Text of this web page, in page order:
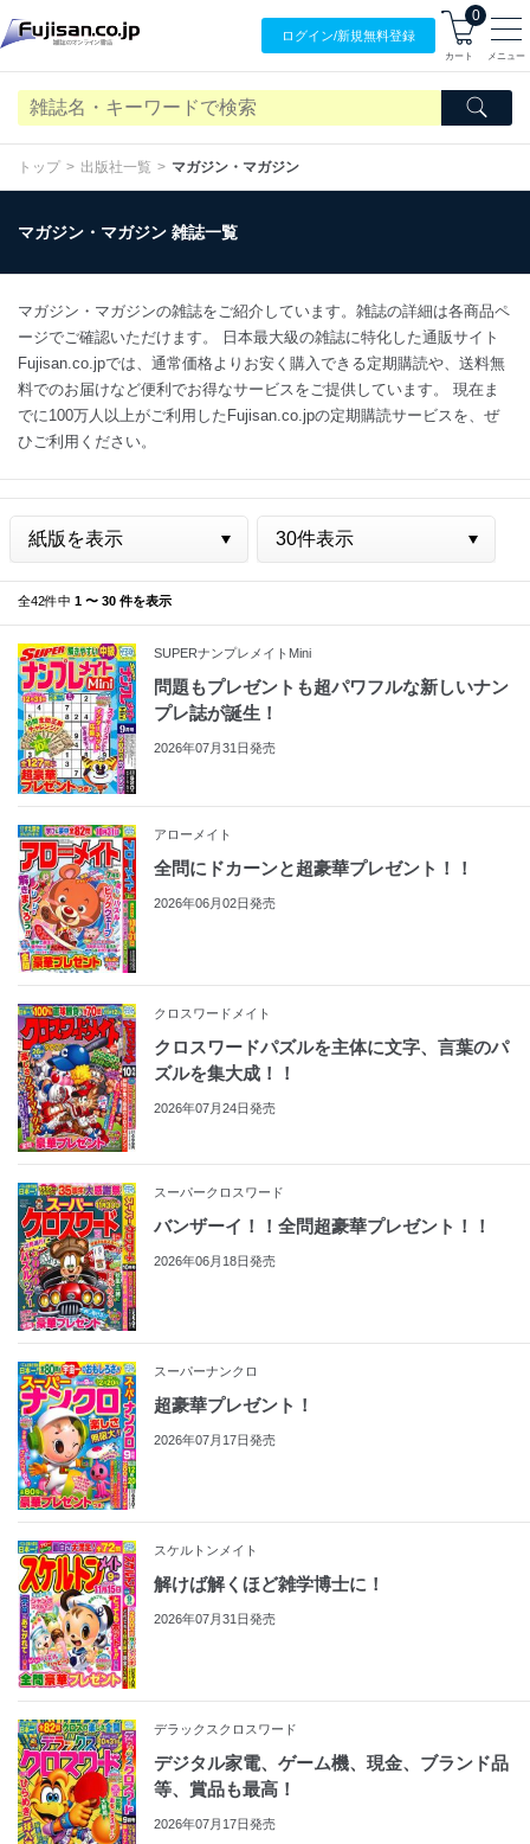
ログイン/新規無料登録
0
カート メニュー
トップ 出版社一覧 マガジン・マガジン
マガジン・マガジン 雑誌一覧
マガジン・マガジンの雑誌をご紹介しています。雑誌の詳細は各商品ペ
ージでご確認いただけます。 日本最大級の雑誌に特化した通販サイト
Fujisan.co.jpでは、通常価格よりお安く購入できる定期購読や、送料無
料でのお届けなど便利でお得なサービスをご提供しています。 現在ま
でに100万人以上がご利用したFujisan.co.jpの定期購読サービスを、ぜ
ひご利用ください。
全42件中 1 〜 30 件を表示
SUPERナンプレメイトMini
問題もプレゼントも超パワフルな新しいナン
プレ誌が誕生！
2026年07月31日発売
アローメイト
全問にドカーンと超豪華プレゼント！！
2026年06月02日発売
クロスワードメイト
クロスワードパズルを主体に文字、言葉のパ
ズルを集大成！！
2026年07月24日発売
スーパークロスワード
バンザーイ！！全問超豪華プレゼント！！
2026年06月18日発売
スーパーナンクロ
超豪華プレゼント！
2026年07月17日発売
スケルトンメイト
解けば解くほど雑学博士に！
2026年07月31日発売
デラックスクロスワード
デジタル家電、ゲーム機、現金、ブランド品
等、賞品も最高！
2026年07月17日発売